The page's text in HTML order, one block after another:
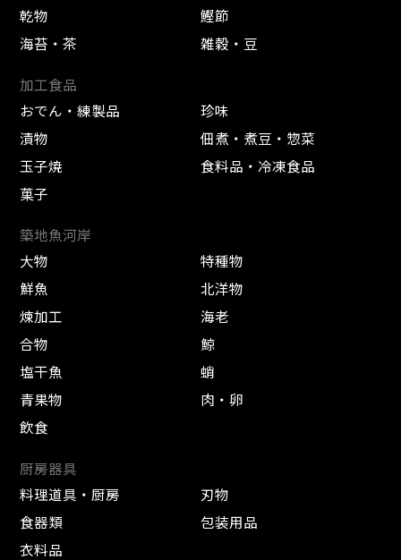
乾物
鰹節
海苔・茶
雑穀・豆
加工食品
おでん・練製品
珍味
漬物
佃煮・煮豆・惣菜
玉子焼
食料品・冷凍食品
菓子
築地魚河岸
大物
特種物
鮮魚
北洋物
煉加工
海老
合物
鯨
塩干魚
蛸
青果物
肉・卵
飲食
厨房器具
料理道具・厨房
刃物
食器類
包装用品
衣料品